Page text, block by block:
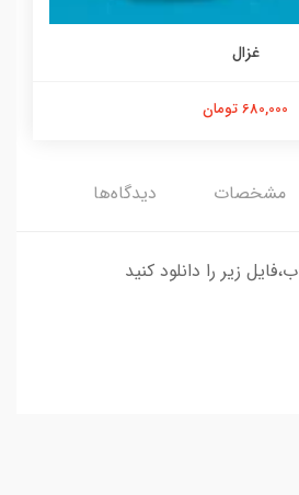
غزال
680,000 تومان
مشخصات دیدگاه‌ها
زیر را دانلود کنید